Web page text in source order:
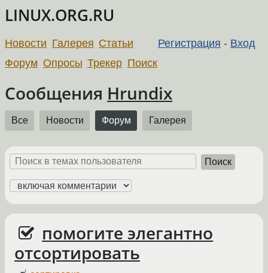
LINUX.ORG.RU
Регистрация - Вход
Новости Галерея Статьи
Форум Опросы Трекер Поиск
Сообщения Hrundix
Все Новости Форум Галерея
Поиск
помогите элегантно
отсортировать